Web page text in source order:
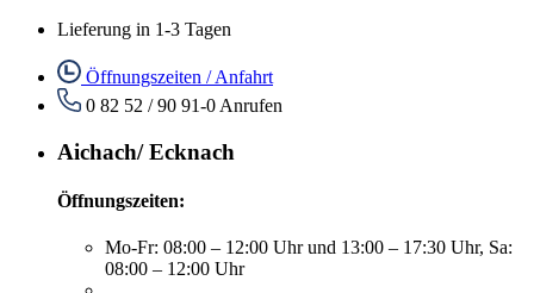
Lieferung in 1-3 Tagen
Öffnungszeiten / Anfahrt
0 82 52 / 90 91-0 Anrufen
Aichach/ Ecknach
Öffnungszeiten:
Mo-Fr: 08:00 – 12:00 Uhr und 13:00 – 17:30 Uhr, Sa:
08:00 – 12:00 Uhr